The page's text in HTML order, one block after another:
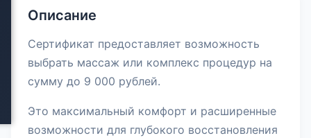
Описание
Сертификат предоставляет возможность
выбрать массаж или комплекс процедур на
сумму до 9 000 рублей.
Это максимальный комфорт и расширенные
возможности для глубокого восстановления